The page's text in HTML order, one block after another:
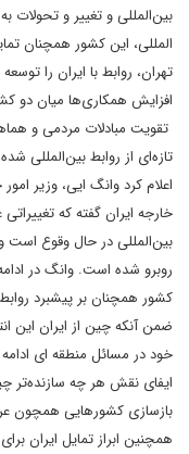
بین‌المللی و تغییر و
المللی، این کشور همچنان
تهران، روابط با ایران را
افزایش همکاری‌ها میان دو
تقویت مبادلات مردمی و
تازه‌ای از روابط بین‌المللی
اعلام کرد وانگ ایی، وزیر
خارجه ایران گفته که
بین‌المللی در حال وقوع است
روبرو شده است. وانگ در
کشور همچنان بر پیشبرد
ضمن آنکه چین از ایران این
خود در مسائل منطقه ای
ایفای نقش هر چه سازنده‌تر
بازسازی کشورهایی همچون
همچنین ابراز تمایل ایران